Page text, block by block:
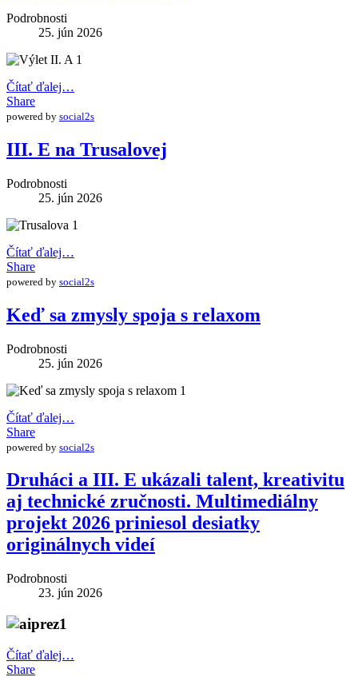
Podrobnosti
25. jún 2026
Čítať ďalej…
Share
powered by social2s
III. E na Trusalovej
Podrobnosti
25. jún 2026
Čítať ďalej…
Share
powered by social2s
Keď sa zmysly spoja s relaxom
Podrobnosti
25. jún 2026
Čítať ďalej…
Share
powered by social2s
Druháci a III. E ukázali talent, kreativitu
aj technické zručnosti. Multimediálny
projekt 2026 priniesol desiatky
originálnych videí
Podrobnosti
23. jún 2026
Čítať ďalej…
Share